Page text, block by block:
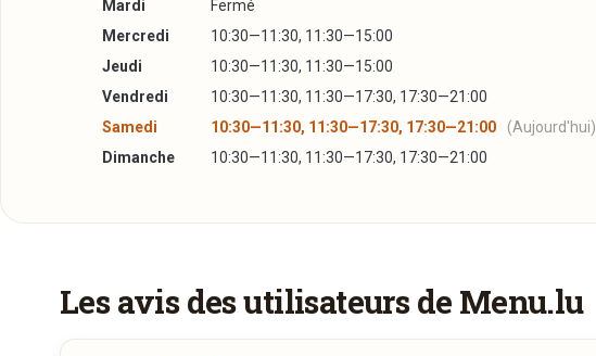
Mardi
Fermé
Mercredi
10:30—11:30, 11:30—15:00
Jeudi
10:30—11:30, 11:30—15:00
Vendredi
10:30—11:30, 11:30—17:30, 17:30—21:00
Samedi
10:30—11:30, 11:30—17:30, 17:30—21:00
(Aujourd'hui)
Dimanche
10:30—11:30, 11:30—17:30, 17:30—21:00
Les avis des utilisateurs de Menu.lu